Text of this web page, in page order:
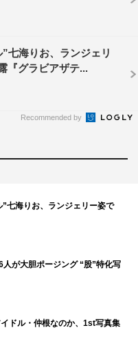
七海りお、ランジェリ
『グラビアザテ...
Recommended by
七海りお、ランジェリー姿で
が大胆ポージング “股”特化写
ドル・仲根なのか、1st写真集